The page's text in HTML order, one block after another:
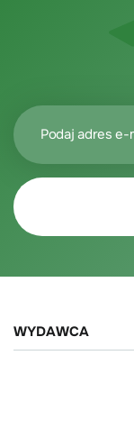
WYDAWCA